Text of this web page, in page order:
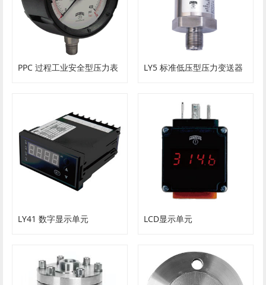
PPC 过程工业安全型压力表 LY5 标准低压型压力变送器
LY41 数字显示单元 LCD显示单元